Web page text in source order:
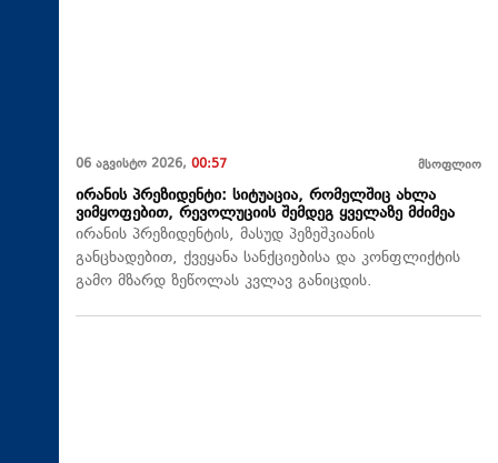
06 აგვისტო 2026, 00:57 მსოფლიო
ირანის პრეზიდენტი: სიტუაცია, რომელშიც ახლა
ვიმყოფებით, რევოლუციის შემდეგ ყველაზე მძიმეა
ირანის პრეზიდენტის, მასუდ პეზეშკიანის
განცხადებით, ქვეყანა სანქციებისა და კონფლიქტის
გამო მზარდ ზეწოლას კვლავ განიცდის.